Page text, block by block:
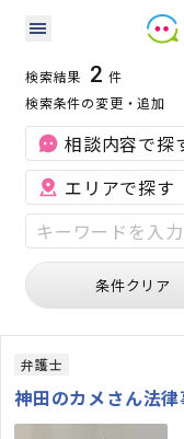
三重県の知的財
知的
検索結果 2 件
検索条件の変更・追加
相談内容で探
エリアで探す
条件クリア
弁護士
神田のカメさん法